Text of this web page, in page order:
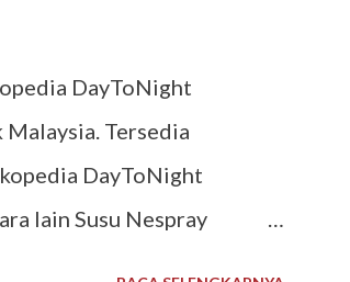
DayToNight
Tersedia
DayToNight
lain Susu Nespray